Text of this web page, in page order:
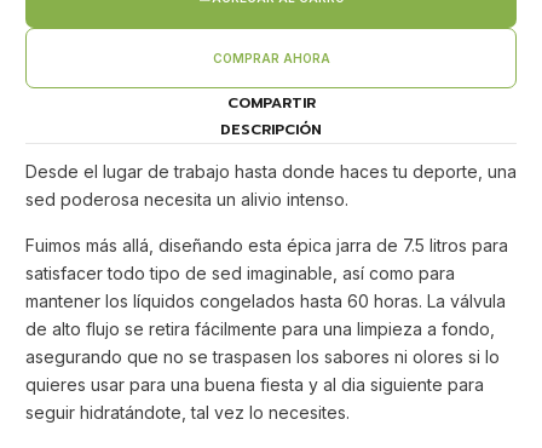
COMPRAR AHORA
COMPARTIR
DESCRIPCIÓN
Desde el lugar de trabajo hasta donde haces tu deporte, ​​una
sed poderosa necesita un alivio intenso.
Fuimos más allá, diseñando esta épica jarra de 7.5 litros para
satisfacer todo tipo de sed imaginable, así como para
mantener los líquidos congelados hasta 60 horas. La válvula
de alto flujo se retira fácilmente para una limpieza a fondo,
asegurando que no se traspasen los sabores ni olores si lo
quieres usar para una buena fiesta y al dia siguiente para
seguir hidratándote, tal vez lo necesites.